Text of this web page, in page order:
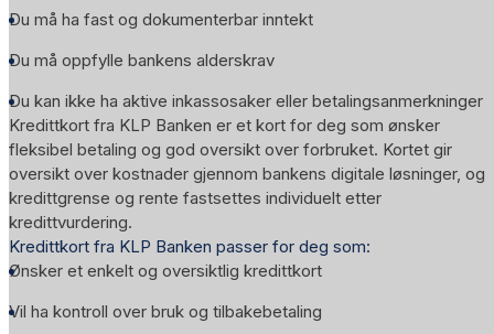
Du må ha fast og dokumenterbar inntekt
Du må oppfylle bankens alderskrav
Du kan ikke ha aktive inkassosaker eller betalingsanmerkninger
Kredittkort fra KLP Banken er et kort for deg som ønsker
fleksibel betaling og god oversikt over forbruket. Kortet gir
oversikt over kostnader gjennom bankens digitale løsninger, og
kredittgrense og rente fastsettes individuelt etter
kredittvurdering.
Kredittkort fra KLP Banken passer for deg som:
Ønsker et enkelt og oversiktlig kredittkort
Vil ha kontroll over bruk og tilbakebetaling